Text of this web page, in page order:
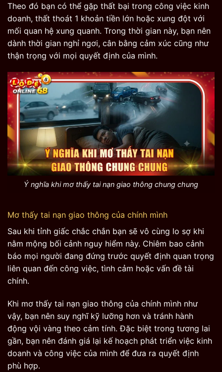
Theo đó bạn có thể gặp thất bại trong công việc kinh
doanh, thất thoát 1 khoản tiền lớn hoặc xung đột với
mối quan hệ xung quanh. Trong thời gian này, bạn nên
dành thời gian nghỉ ngơi, cân bằng cảm xúc cũng như
thận trọng với mọi quyết định của mình.
Ý nghĩa khi mơ thấy tai nạn giao thông chung chung
Mơ thấy tai nạn giao thông của chính mình
Sau khi tỉnh giấc chắc chắn bạn sẽ vô cùng lo sợ khi
nằm mộng bối cảnh nguy hiểm này. Chiêm bao cảnh
báo mọi người đang đứng trước quyết định quan trọng
liên quan đến công việc, tình cảm hoặc vấn đề tài
chính.
Khi mơ thấy tai nạn giao thông của chính mình như
vậy, bạn nên suy nghĩ kỹ lưỡng hơn và tránh hành
động vội vàng theo cảm tính. Đặc biệt trong tương lai
gần, bạn nên đánh giá lại kế hoạch phát triển việc kinh
doanh và công việc của mình để đưa ra quyết định
phù hợp.